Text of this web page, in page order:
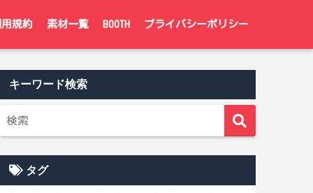
規約 素材一覧 BOOTH プライバシーポリシー
キーワード検索
タグ